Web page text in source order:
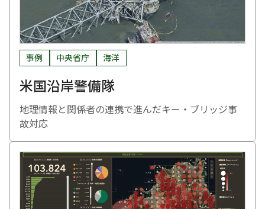
事例 中央省庁 海洋
米国沿岸警備隊
地理情報と関係者の連携で進んだキー・ブリッジ事
故対応